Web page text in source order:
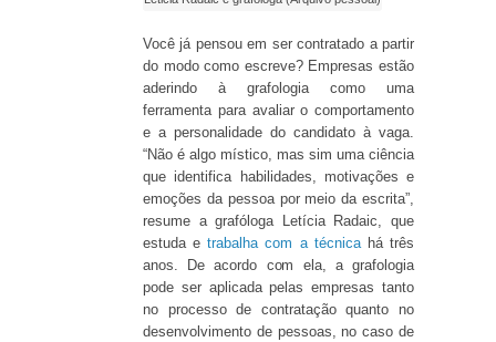
Você já pensou em ser contratado a partir
do modo como escreve? Empresas estão
aderindo à grafologia como uma
ferramenta para avaliar o comportamento
e a personalidade do candidato à vaga.
“Não é algo místico, mas sim uma ciência
que identifica habilidades, motivações e
emoções da pessoa por meio da escrita”,
resume a grafóloga Letícia Radaic, que
estuda etrabalha com a técnicahá três
anos. De acordo com ela, a grafologia
pode ser aplicada pelas empresas tanto
no processo de contratação quanto no
desenvolvimento de pessoas, no caso de